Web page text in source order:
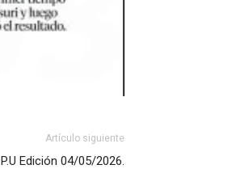
Artículo siguiente
P.U Edición 04/05/2026.